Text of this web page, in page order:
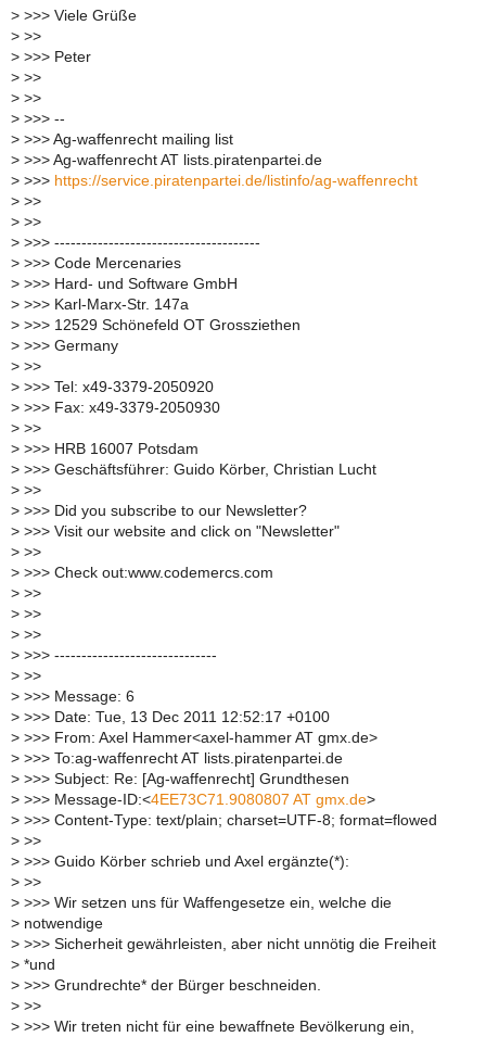
> >>> Viele Grüße
> >>
> >>> Peter
> >>
> >>
> >>> --
> >>> Ag-waffenrecht mailing list
> >>> Ag-waffenrecht AT lists.piratenpartei.de
> >>> https://service.piratenpartei.de/listinfo/ag-waffenrecht
> >>
> >>
> >>> --------------------------------------
> >>> Code Mercenaries
> >>> Hard- und Software GmbH
> >>> Karl-Marx-Str. 147a
> >>> 12529 Schönefeld OT Grossziethen
> >>> Germany
> >>
> >>> Tel: x49-3379-2050920
> >>> Fax: x49-3379-2050930
> >>
> >>> HRB 16007 Potsdam
> >>> Geschäftsführer: Guido Körber, Christian Lucht
> >>
> >>> Did you subscribe to our Newsletter?
> >>> Visit our website and click on "Newsletter"
> >>
> >>> Check out:www.codemercs.com
> >>
> >>
> >>
> >>> ------------------------------
> >>
> >>> Message: 6
> >>> Date: Tue, 13 Dec 2011 12:52:17 +0100
> >>> From: Axel Hammer<axel-hammer AT gmx.de>
> >>> To:ag-waffenrecht AT lists.piratenpartei.de
> >>> Subject: Re: [Ag-waffenrecht] Grundthesen
> >>> Message-ID:<4EE73C71.9080807 AT gmx.de>
> >>> Content-Type: text/plain; charset=UTF-8; format=flowed
> >>
> >>> Guido Körber schrieb und Axel ergänzte(*):
> >>
> >>> Wir setzen uns für Waffengesetze ein, welche die
> notwendige
> >>> Sicherheit gewährleisten, aber nicht unnötig die Freiheit
> *und
> >>> Grundrechte* der Bürger beschneiden.
> >>
> >>> Wir treten nicht für eine bewaffnete Bevölkerung ein,